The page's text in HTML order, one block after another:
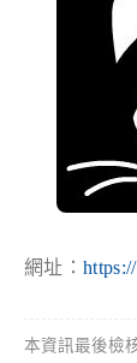
網址：
本資訊最後檢